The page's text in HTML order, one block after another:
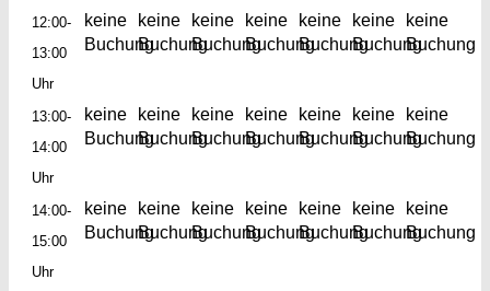
12:00-
13:00
Uhr
keine
Buchung
keine
Buchung
keine
Buchung
keine
Buchung
keine
Buchung
keine
Buchung
keine
Buchung
13:00-
14:00
Uhr
keine
Buchung
keine
Buchung
keine
Buchung
keine
Buchung
keine
Buchung
keine
Buchung
keine
Buchung
14:00-
15:00
Uhr
keine
Buchung
keine
Buchung
keine
Buchung
keine
Buchung
keine
Buchung
keine
Buchung
keine
Buchung